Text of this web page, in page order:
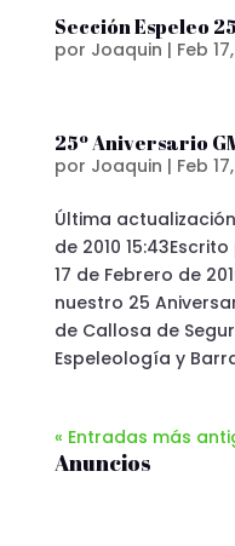
Sección Espeleo
por Joaquin | Feb
25º Aniversario
por Joaquin | Feb
Última
de 2010
17 de Febrero de
nuestro 25
de Callosa de
Espeleología y
« Entradas más
Anuncios